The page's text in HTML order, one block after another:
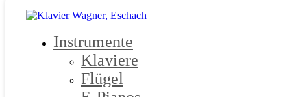
Instrumente
Klaviere
Flügel